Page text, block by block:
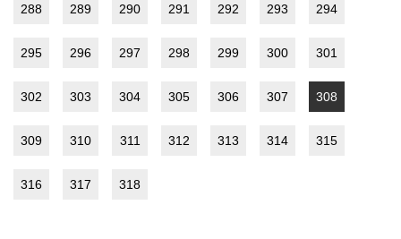
288 289 290 291 292 293 294
295 296 297 298 299 300 301
302 303 304 305 306 307 308
309 310 311 312 313 314 315
316 317 318